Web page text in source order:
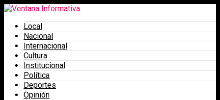
Local
Nacional
Internacional
Cultura
Institucional
Política
Deportes
Opinión